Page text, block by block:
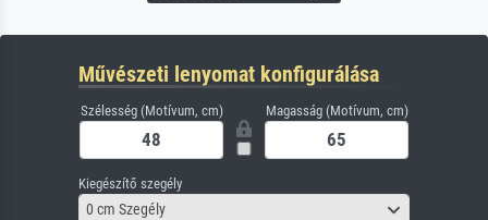
Művészeti lenyomat konfigurálása
Szélesség (Motívum, cm) Magasság (Motívum, cm)
Kiegészítő szegély
0 cm Szegély